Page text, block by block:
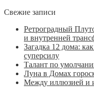
Свежие записи
Ретроградный
и внутренней
Загадка 12 дома:
суперсилу
Талант по
Луна в Домах
Между иллюзией и